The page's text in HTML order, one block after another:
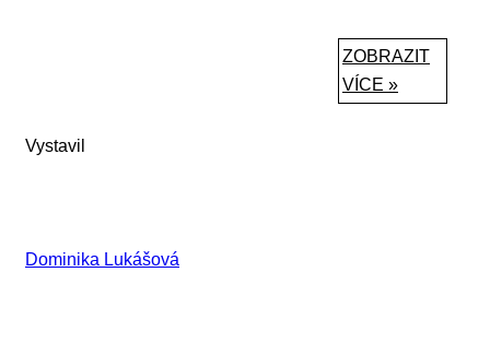
ZOBRAZIT
VÍCE »
Vystavil
Dominika Lukášová